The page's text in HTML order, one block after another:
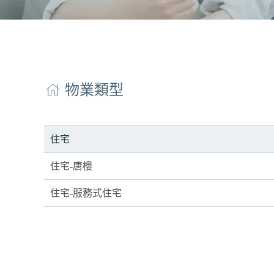
物業類型
住宅
住宅-唐樓
住宅-服務式住宅